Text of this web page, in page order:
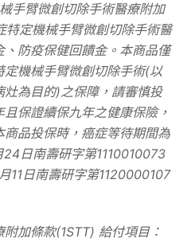
手臂微創切除手術醫療附加
特定機械手臂微創切除手術醫
防疫保健回饋金。本商品僅
機械手臂微創切除手術(以
灶為目的)之保障，請審慎投
保證續保九年之健康保險，
品投保時，癌症等待期間為
24 日南壽研字第1110010073
月11日南壽研字第1120000107
附加條款(1STT) 給付項目：